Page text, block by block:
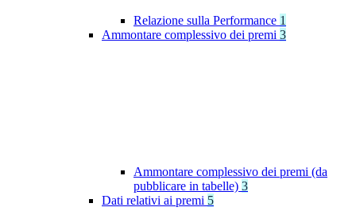
Relazione sulla Performance 1
Ammontare complessivo dei premi 3
Ammontare complessivo dei premi (da
pubblicare in tabelle) 3
Dati relativi ai premi 5